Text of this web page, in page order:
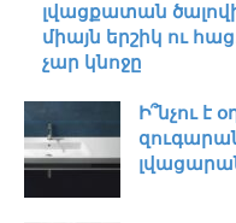
լվացքատան
միայն երշիկ ու
չար կնոջը
Ի՞նչու է